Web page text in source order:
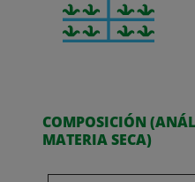
COMPOSICIÓN
MATERIA SECA)